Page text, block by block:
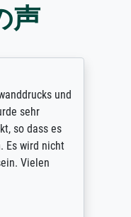
声
und
sehr
so dass es
Es wird nicht
Vielen